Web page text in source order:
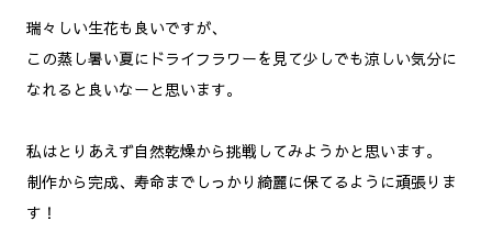
瑞々しい生花も良いですが、
この蒸し暑い夏にドライフラワーを見て少しでも涼しい気分に
なれると良いなーと思います。
私はとりあえず自然乾燥から挑戦してみようかと思います。
制作から完成、寿命までしっかり綺麗に保てるように頑張りま
す！